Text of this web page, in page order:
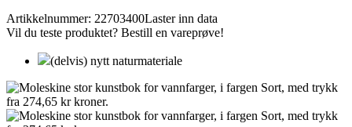
Artikkelnummer: 22703400Laster inn data
Vil du teste produktet? Bestill en vareprøve!
(delvis) nytt naturmateriale